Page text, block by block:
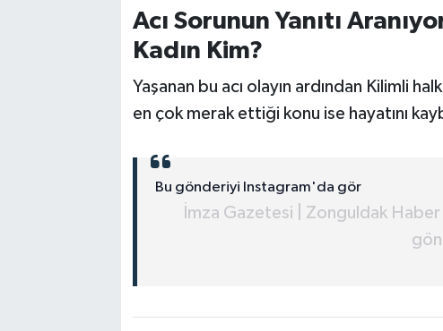
Acı Sorunun Yanıtı
Kadın Kim?
Yaşanan bu acı olayın ardından Kilimli
en çok merak ettiği konu ise hayatını
Bu gönderiyi Instagram'da gör
İmza Gazetesi | Zonguldak